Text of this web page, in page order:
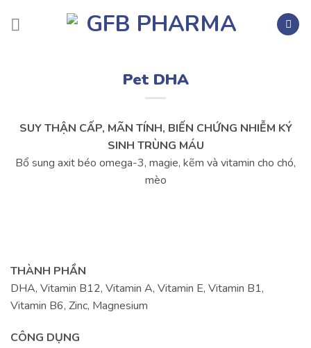
Pet DHA
SUY THẬN CẤP, MÃN TÍNH, BIẾN CHỨNG NHIỄM KÝ
SINH TRÙNG MÁU
Bổ sung axit béo omega-3, magie, kẽm và vitamin cho chó,
mèo
THÀNH PHẦN
DHA, Vitamin B12, Vitamin A, Vitamin E, Vitamin B1,
Vitamin B6, Zinc, Magnesium
CÔNG DỤNG